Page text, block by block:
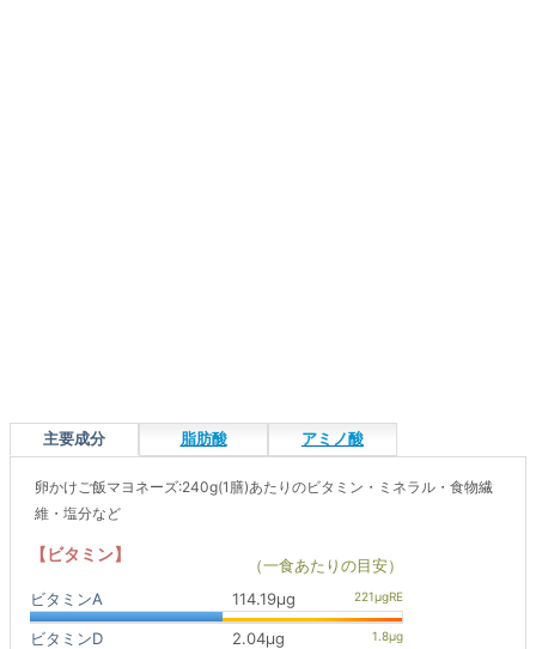
主要成分 脂肪酸 アミノ酸
卵かけご飯マヨネーズ:240g(1膳)あたりのビタミン・ミネラル・食物繊
維・塩分など
【ビタミン】
（一食あたりの目安）
ビタミンA
114.19μg
ビタミンD 2.04μg